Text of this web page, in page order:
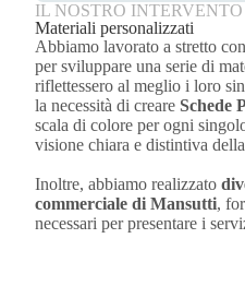
IL NOSTRO INTERVENTO
Materiali personalizzati
Abbiamo lavorato a stretto
per sviluppare una serie di
riflettessero al meglio i loro
la necessità di creare Schede
scala di colore per ogni
visione chiara e distintiva
Inoltre, abbiamo realizzato
commerciale di Mansutti,
necessari per presentare i